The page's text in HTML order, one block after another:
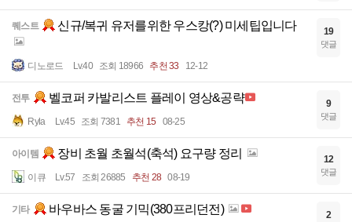
퀘스트 신규/복귀 유저를위한 우스캉(?) 미세팁입니다
디노로드 Lv.40 조회 18966 추천 33 12-12
19
댓글
전투 벨코퍼 카발리스트 플레이 영상&공략
Ryla Lv.45 조회 7381 추천 15 08-25
9
댓글
아이템 장비 초월 초월석(축석) 요구량 정리
이큐 Lv.57 조회 26885 추천 28 08-19
12
댓글
기타 바우바스 동굴 기믹(380프리던전) 2